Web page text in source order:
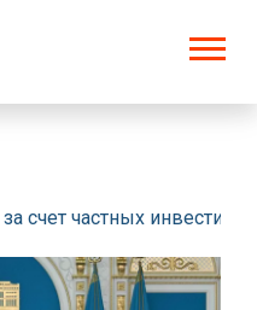
счет частных